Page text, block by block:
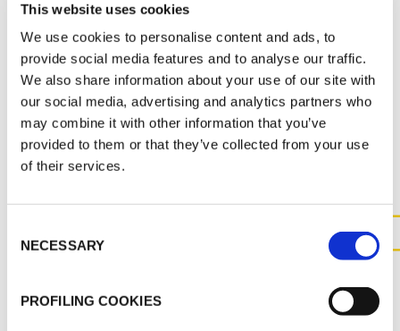
This website uses cookies
We use cookies to personalise content and ads, to
provide social media features and to analyse our traffic.
We also share information about your use of our site with
our social media, advertising and analytics partners who
may combine it with other information that you’ve
provided to them or that they’ve collected from your use
of their services.
Selection
NECESSARY
PROFILING COOKIES
FR_K-FLEX BEVERAGE CATALOGUE
AUTRES DOCUMENTS
CE PRODUIT